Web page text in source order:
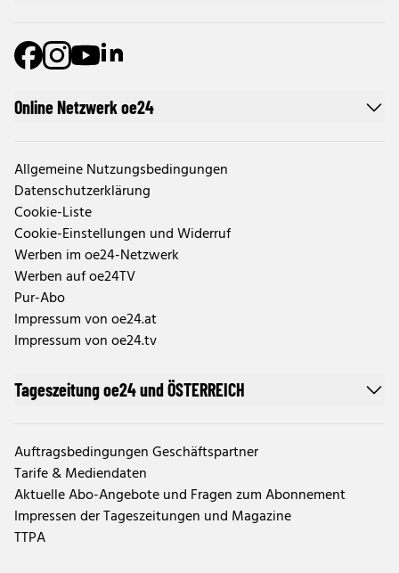
Online Netzwerk oe24
Allgemeine Nutzungsbedingungen
Datenschutzerklärung
Cookie-Liste
Cookie-Einstellungen und Widerruf
Werben im oe24-Netzwerk
Werben auf oe24TV
Pur-Abo
Impressum von oe24.at
Impressum von oe24.tv
Tageszeitung oe24 und ÖSTERREICH
Auftragsbedingungen Geschäftspartner
Tarife & Mediendaten
Aktuelle Abo-Angebote und Fragen zum Abonnement
Impressen der Tageszeitungen und Magazine
TTPA